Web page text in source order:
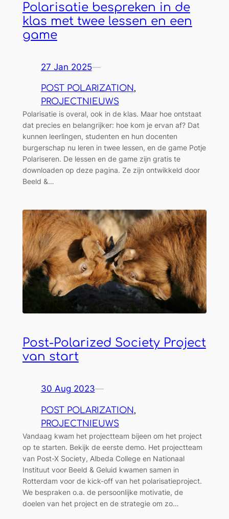
Polarisatie bespreken in de
klas met twee lessen en een
game
27 Jan 2025—
POST POLARIZATION
PROJECTNIEUWS
Polarisatie is overal, ook in de klas. Maar hoe ontstaat
dat precies en belangrijker: hoe kom je ervan af? Dat
kunnen leerlingen, studenten en hun docenten
burgerschap nu leren in twee lessen, en de game Potje
Polariseren. De lessen en de game zijn gratis te
downloaden op deze pagina. Ze zijn ontwikkeld door
Beeld &…
Post-Polarized Society Project
van start
30 Aug 2023—
POST POLARIZATION
PROJECTNIEUWS
Vandaag kwam het projectteam bijeen om het project
op te starten. Bekijk de eerste demo. Het projectteam
van Post-X Society, Albeda College en Nationaal
Instituut voor Beeld & Geluid kwamen samen in
Rotterdam voor de kick-off van het polarisatieproject.
We bespraken o.a. de persoonlijke motivatie, de
doelen van het project en de strategie om zo…